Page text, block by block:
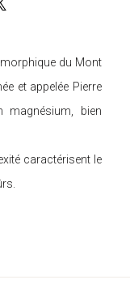
du Mont
et appelée Pierre
bien
caractérisent le